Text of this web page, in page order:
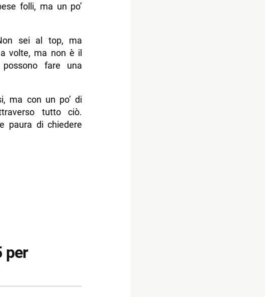
folli, ma un po’
sei al top, ma
a volte, ma non è il
fare una
ma con un po’ di
tutto ciò.
paura di chiedere
per